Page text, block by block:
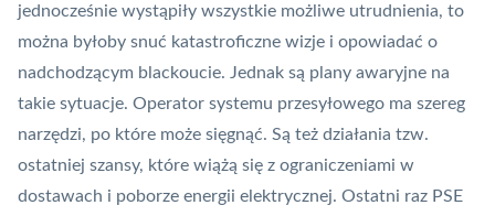
jednocześnie wystąpiły wszystkie możliwe utrudnienia, to
można byłoby snuć katastroficzne wizje i opowiadać o
nadchodzącym blackoucie. Jednak są plany awaryjne na
takie sytuacje. Operator systemu przesyłowego ma szereg
narzędzi, po które może sięgnąć. Są też działania tzw.
ostatniej szansy, które wiążą się z ograniczeniami w
dostawach i poborze energii elektrycznej. Ostatni raz PSE